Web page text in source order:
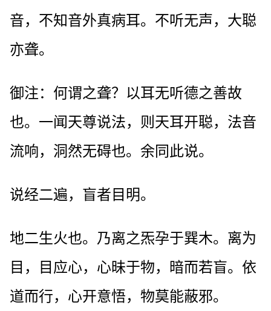
音，不知音外真病耳。不听无声，大聪
亦聋。
御注：何谓之聋？以耳无听德之善故
也。一闻天尊说法，则天耳开聪，法音
流响，洞然无碍也。余同此说。
说经二遍，盲者目明。
地二生火也。乃离之炁孕于巽木。离为
目，目应心，心昧于物，暗而若盲。依
道而行，心开意悟，物莫能蔽邪。